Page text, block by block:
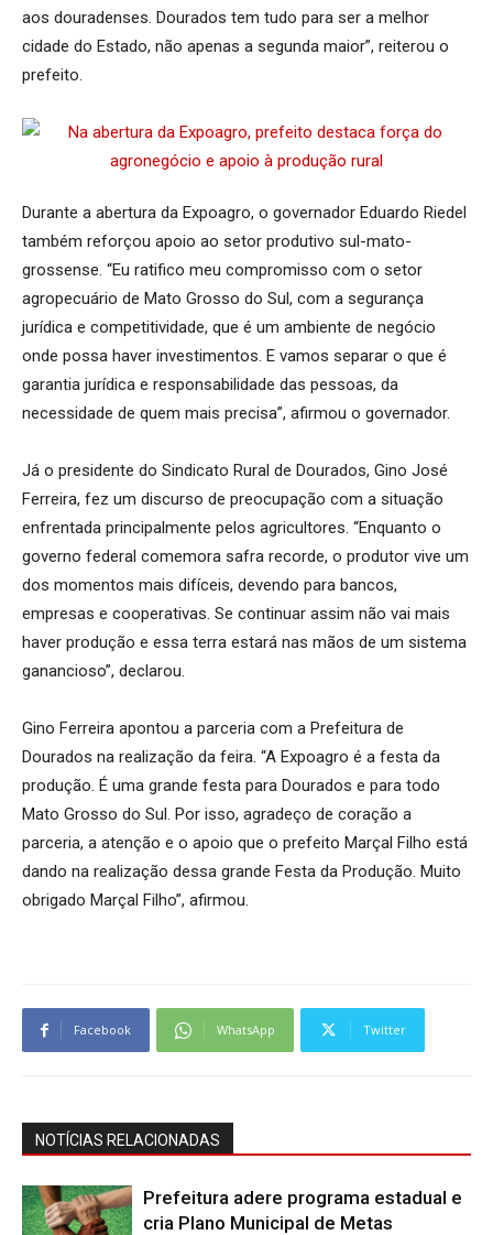
aos douradenses. Dourados tem tudo para ser a melhor
cidade do Estado, não apenas a segunda maior”, reiterou o
prefeito.
Durante a abertura da Expoagro, o governador Eduardo Riedel
também reforçou apoio ao setor produtivo sul-mato-
grossense. “Eu ratifico meu compromisso com o setor
agropecuário de Mato Grosso do Sul, com a segurança
jurídica e competitividade, que é um ambiente de negócio
onde possa haver investimentos. E vamos separar o que é
garantia jurídica e responsabilidade das pessoas, da
necessidade de quem mais precisa”, afirmou o governador.
Já o presidente do Sindicato Rural de Dourados, Gino José
Ferreira, fez um discurso de preocupação com a situação
enfrentada principalmente pelos agricultores. “Enquanto o
governo federal comemora safra recorde, o produtor vive um
dos momentos mais difíceis, devendo para bancos,
empresas e cooperativas. Se continuar assim não vai mais
haver produção e essa terra estará nas mãos de um sistema
ganancioso”, declarou.
Gino Ferreira apontou a parceria com a Prefeitura de
Dourados na realização da feira. “A Expoagro é a festa da
produção. É uma grande festa para Dourados e para todo
Mato Grosso do Sul. Por isso, agradeço de coração a
parceria, a atenção e o apoio que o prefeito Marçal Filho está
dando na realização dessa grande Festa da Produção. Muito
obrigado Marçal Filho”, afirmou.
Facebook WhatsApp Twitter
NOTÍCIAS RELACIONADAS
Prefeitura adere programa estadual e
cria Plano Municipal de Metas